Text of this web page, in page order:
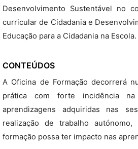
Desenvolvimento Sustentável no
curricular de Cidadania e
Educação para a Cidadania na Escola.
CONTEÚDOS
A Oficina de Formação decorrerá
prática com forte incidência
aprendizagens adquiridas nas
realização de trabalho
formação possa ter impacto nas